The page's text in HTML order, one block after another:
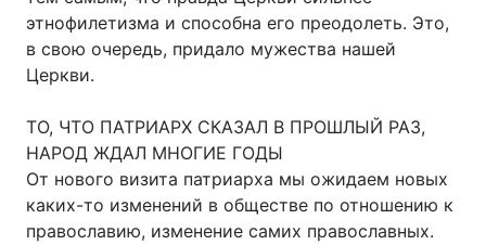
этнофилетизма и способна его преодолеть. Это,
в свою очередь, придало мужества нашей
Церкви.
ТО, ЧТО ПАТРИАРХ СКАЗАЛ В ПРОШЛЫЙ РАЗ,
НАРОД ЖДАЛ МНОГИЕ ГОДЫ
От нового визита патриарха мы ожидаем новых
каких-то изменений в обществе по отношению к
православию, изменение самих православных.